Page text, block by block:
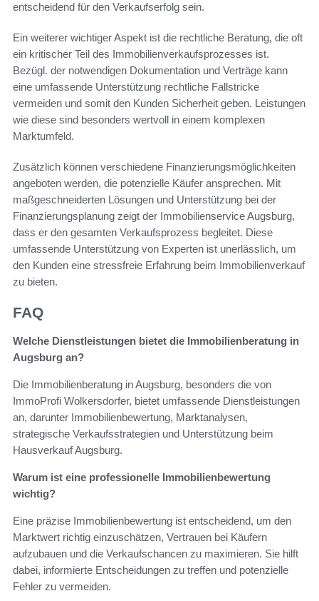
entscheidend für den Verkaufserfolg sein.
Ein weiterer wichtiger Aspekt ist die rechtliche Beratung, die oft
ein kritischer Teil des Immobilienverkaufsprozesses ist.
Bezügl. der notwendigen Dokumentation und Verträge kann
eine umfassende Unterstützung rechtliche Fallstricke
vermeiden und somit den Kunden Sicherheit geben. Leistungen
wie diese sind besonders wertvoll in einem komplexen
Marktumfeld.
Zusätzlich können verschiedene Finanzierungsmöglichkeiten
angeboten werden, die potenzielle Käufer ansprechen. Mit
maßgeschneiderten Lösungen und Unterstützung bei der
Finanzierungsplanung zeigt der Immobilienservice Augsburg,
dass er den gesamten Verkaufsprozess begleitet. Diese
umfassende Unterstützung von Experten ist unerlässlich, um
den Kunden eine stressfreie Erfahrung beim Immobilienverkauf
zu bieten.
FAQ
Welche Dienstleistungen bietet die Immobilienberatung in
Augsburg an?
Die Immobilienberatung in Augsburg, besonders die von
ImmoProfi Wolkersdorfer, bietet umfassende Dienstleistungen
an, darunter Immobilienbewertung, Marktanalysen,
strategische Verkaufsstrategien und Unterstützung beim
Hausverkauf Augsburg.
Warum ist eine professionelle Immobilienbewertung
wichtig?
Eine präzise Immobilienbewertung ist entscheidend, um den
Marktwert richtig einzuschätzen, Vertrauen bei Käufern
aufzubauen und die Verkaufschancen zu maximieren. Sie hilft
dabei, informierte Entscheidungen zu treffen und potenzielle
Fehler zu vermeiden.